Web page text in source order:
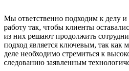
Мы ответственно подходим к делу
работу так, чтобы клиенты
из них решают продолжить
подход является ключевым, так как
деле необходимо стремиться к
следованию заявленным